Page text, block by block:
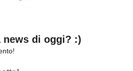
news di oggi? :)